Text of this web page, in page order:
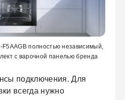
полностью независимый,
с варочной панелью бренда
подключения. Для
всегда нужно